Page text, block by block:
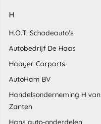
H
H.O.T. Schadeauto's
Autobedrijf De Haas
Haayer Carparts
AutoHam BV
Handelsonderneming H van
Zanten
Hans auto-onderdelen